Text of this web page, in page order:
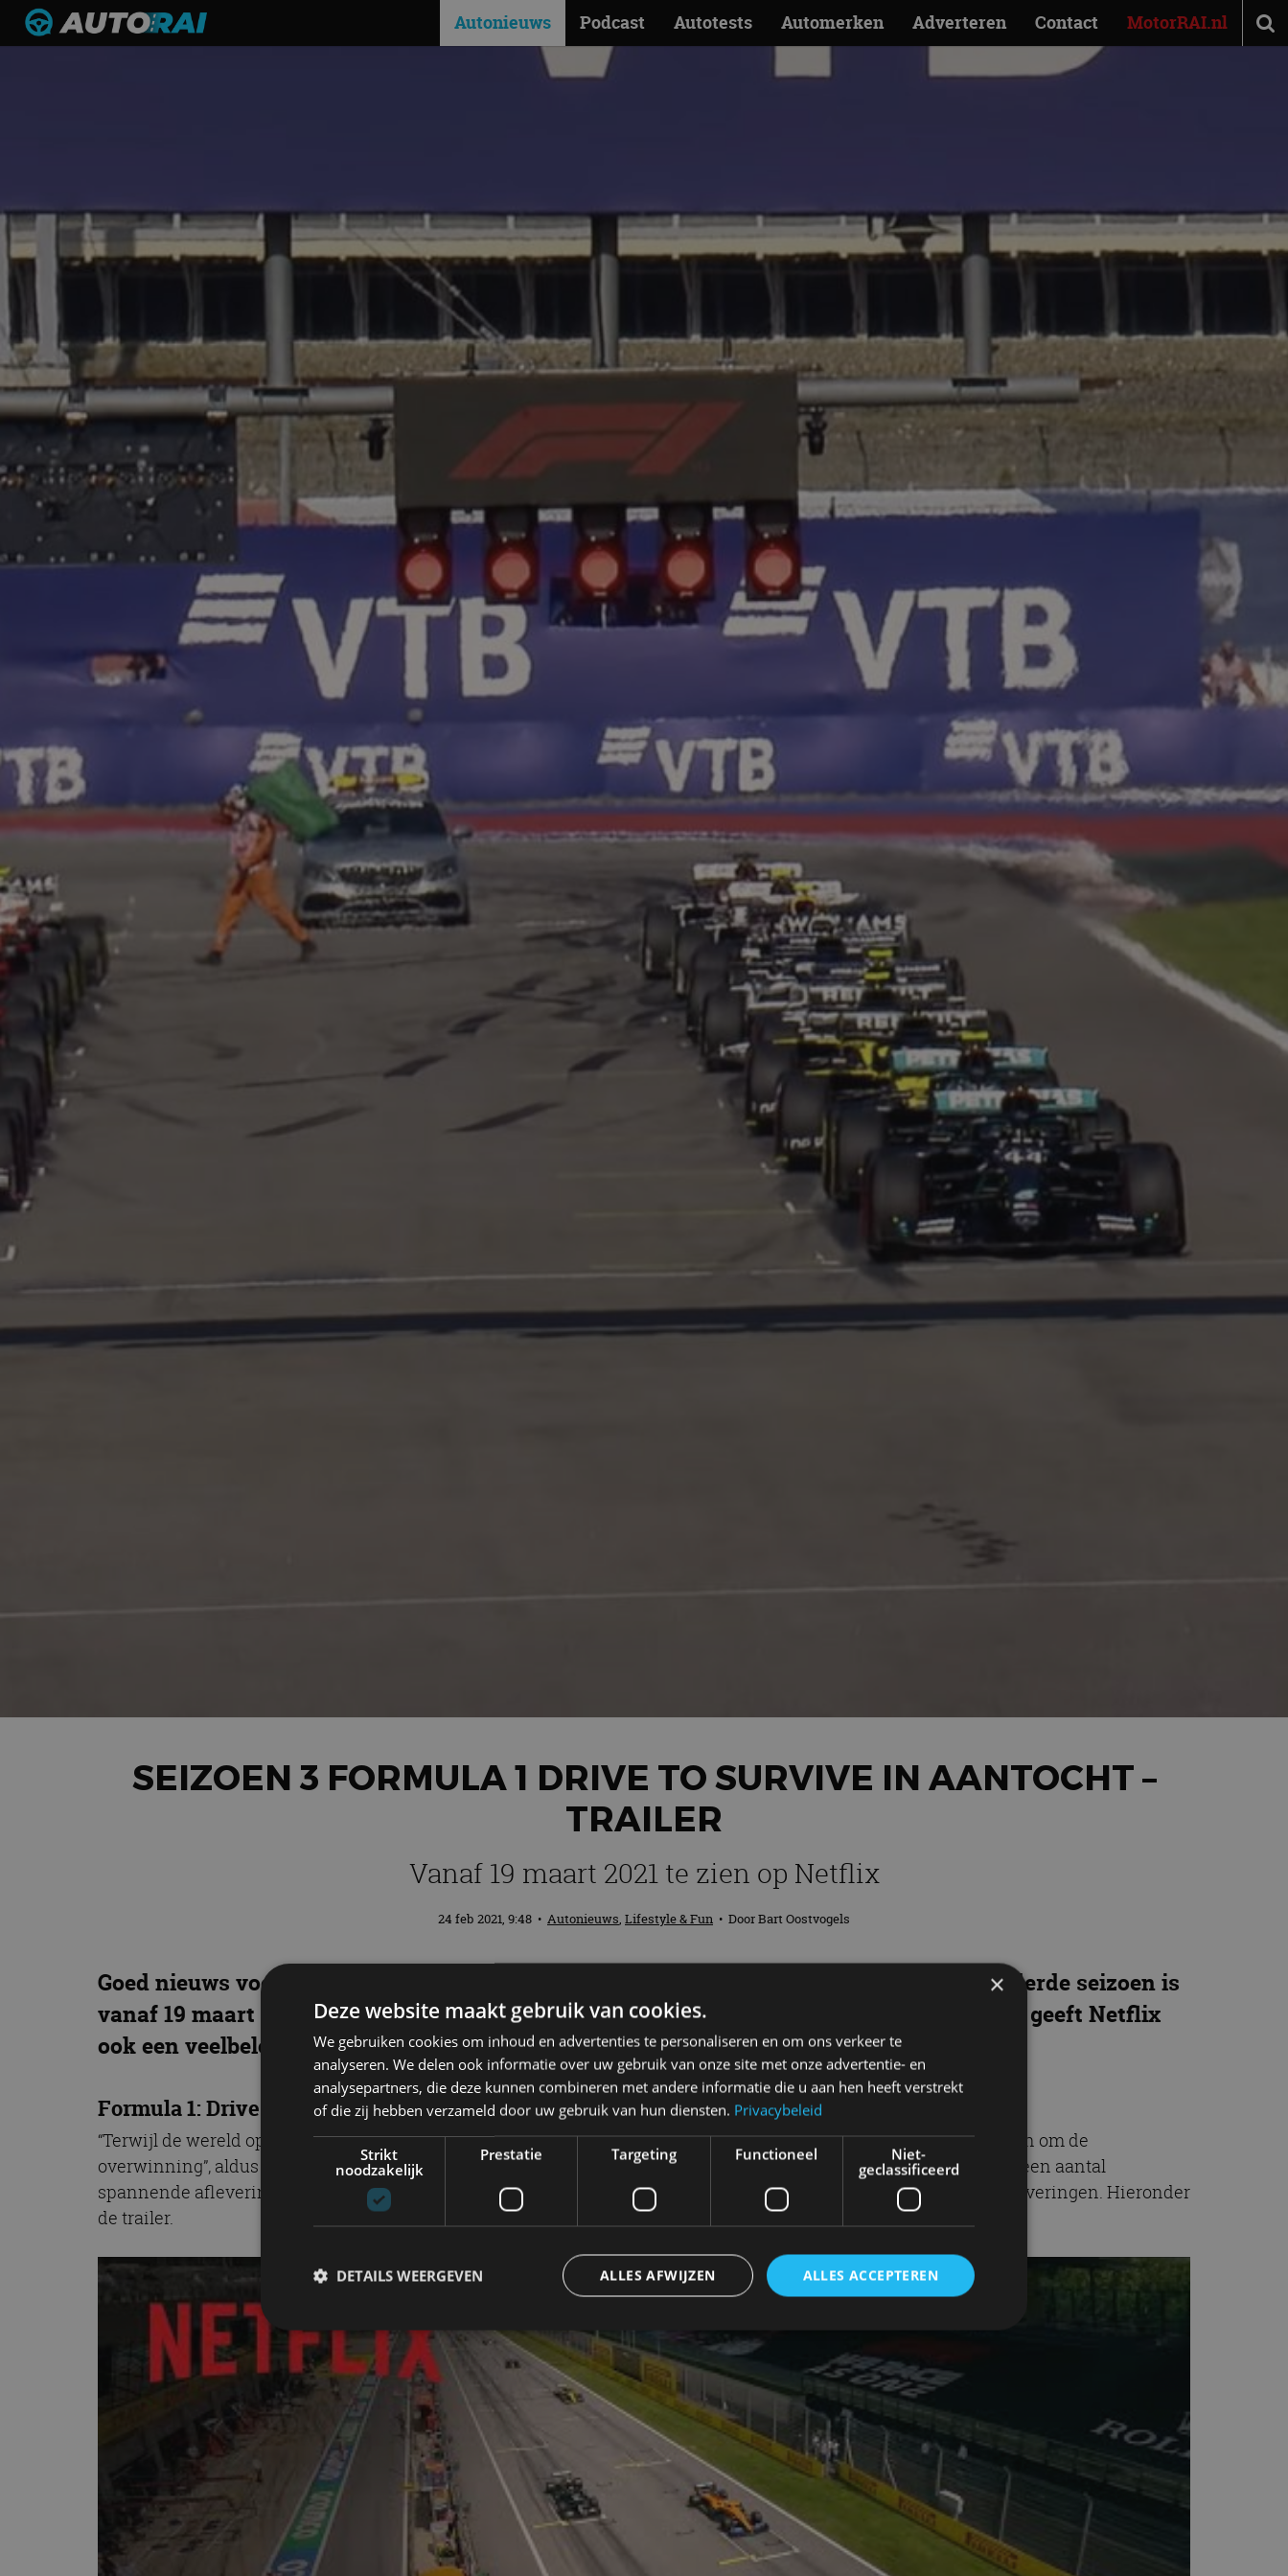
Autonieuws Podcast Autotests Automerken Adverteren Contact MotorRAI.nl
SEIZOEN 3 FORMULA 1 DRIVE TO SURVIVE IN AANTOCHT –
TRAILER
Vanaf 19 maart 2021 te zien op Netflix
24 feb 2021, 9:48 • Autonieuws, Lifestyle & Fun • DoorBart Oostvogels
Goed nieuws voor de fans van de Netflix-documentaire Formula 1 Drive to Survive. Het derde seizoen is
vanaf 19 maart te zien, dat laat de streamingdienst weten. Om het publiek op te warmen, geeft Netflix
ook een veelbelovende trailer vrij.
Formula 1: Drive to Survive (Season 3) | Official Teaser | Netflix
“Terwijl de wereld op zijn kop staat, blijven 10 teams tijdens een van de meest uitdagende jaren van de sport strijden om de
overwinning”, aldus Netflix. Seizoen 2020 was dan wel een verkort seizoen, het zat wel vol actie. Genoeg voer voor een aantal
spannende afleveringen van Formula 1 Drive to Survive. Reken net als seizoen 1 en seizoen 2 op ongeveer tien afleveringen. Hieronder
de trailer.
×
Deze website maakt gebruik van cookies.
We gebruiken cookies om inhoud en advertenties te personaliseren en om ons verkeer te
analyseren. We delen ook informatie over uw gebruik van onze site met onze advertentie- en
analysepartners, die deze kunnen combineren met andere informatie die u aan hen heeft verstrekt
of die zij hebben verzameld door uw gebruik van hun diensten. Privacybeleid
Strikt
noodzakelijk
Prestatie Targeting Functioneel
Niet-
geclassificeerd
ALLES ACCEPTEREN
ALLES AFWIJZEN
DETAILS WEERGEVEN
Strikt noodzakelijk Prestatie Targeting Functioneel Niet-geclassificeerd
Strikt noodzakelijke cookies maken de kernfunctionaliteiten van de website mogelijk, zoals gebruikersaanmelding en
accountbeheer. De website kan niet goed worden gebruikt zonder de strikt noodzakelijke cookies.
Naam
Aanbieder
Domein
Omschrijving
cf_clearance
Cloudflare,
Inc.
.autorai.nl
1 jaar
Deze cookie wordt gebruikt door de CloudFlare-service om
vertrouwd webverkeer te identificeren en alle
beveiligingsbeperkingen op basis van het IP-adres van de bezoeker
te omzeilen. Het is essentieel voor het ondersteunen van de
veiligheid van een website functies en in het bieden van
bescherming tegen kwaadaardige bezoekers.